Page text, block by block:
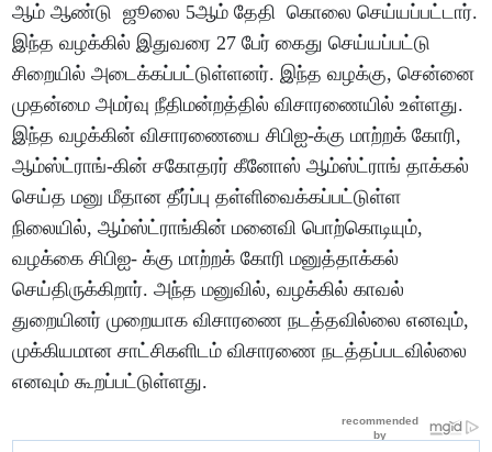
ஆம் ஆண்டு ஜூலை 5ஆம் தேதி கொலை செய்யப்பட்டார்.
இந்த வழக்கில் இதுவரை 27 பேர் கைது செய்யப்பட்டு
சிறையில் அடைக்கப்பட்டுள்ளனர். இந்த வழக்கு, சென்னை
முதன்மை அமர்வு நீதிமன்றத்தில் விசாரணையில் உள்ளது.
இந்த வழக்கின் விசாரணையை சிபிஐ-க்கு மாற்றக் கோரி,
ஆம்ஸ்ட்ராங்-கின் சகோதரர் கீனோஸ் ஆம்ஸ்ட்ராங் தாக்கல்
செய்த மனு மீதான தீர்ப்பு தள்ளிவைக்கப்பட்டுள்ள
நிலையில், ஆம்ஸ்ட்ராங்கின் மனைவி பொற்கொடியும்,
வழக்கை சிபிஐ- க்கு மாற்றக் கோரி மனுத்தாக்கல்
செய்திருக்கிறார். அந்த மனுவில், வழக்கில் காவல்
துறையினர் முறையாக விசாரணை நடத்தவில்லை எனவும்,
முக்கியமான சாட்சிகளிடம் விசாரணை நடத்தப்படவில்லை
எனவும் கூறப்பட்டுள்ளது.